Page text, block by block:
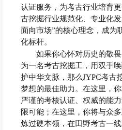
认证服务，为考古行业培育
古挖掘行业规范化、专业化
面向市场”的核心理念，成为
化标杆。
如果你心怀对历史的敬
为一名考古挖掘工，用双手
护中华文脉，那么JYPC考古
梦想的最佳助力。在这里，
严谨的考核认证、权威的能
限可能；在这里，你将与众
炼过硬本领，在田野考古一